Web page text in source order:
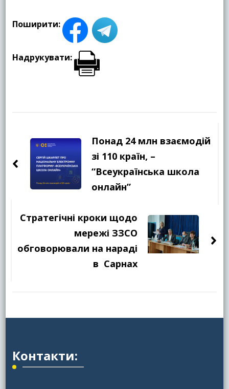
Поширити:
Надрукувати:
по
запису
Понад 24 млн взаємодій
зі 110 країн, –
“Всеукраїнська школа
онлайн”
Стратегічні кроки щодо
мережі ЗЗСО
обговорювали на нараді
в Сарнах
Контакти: